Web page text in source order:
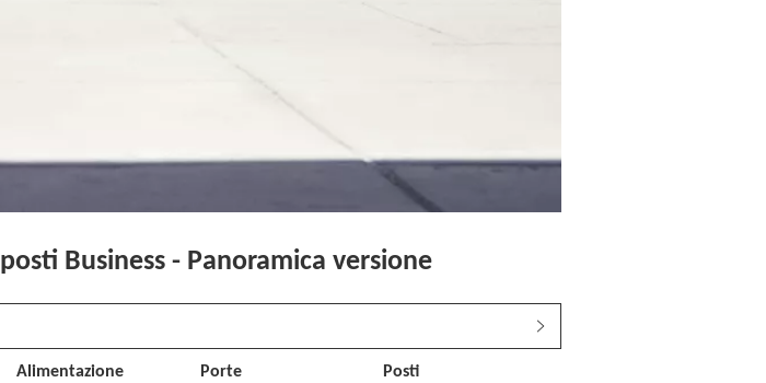
Business - Panoramica versione
Alimentazione
Porte
Posti